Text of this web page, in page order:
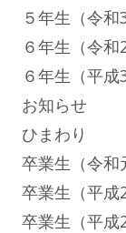
５年生（令和
６年生（令和
６年生（平成
お知らせ
ひまわり
卒業生（令和
卒業生（平成
卒業生（平成